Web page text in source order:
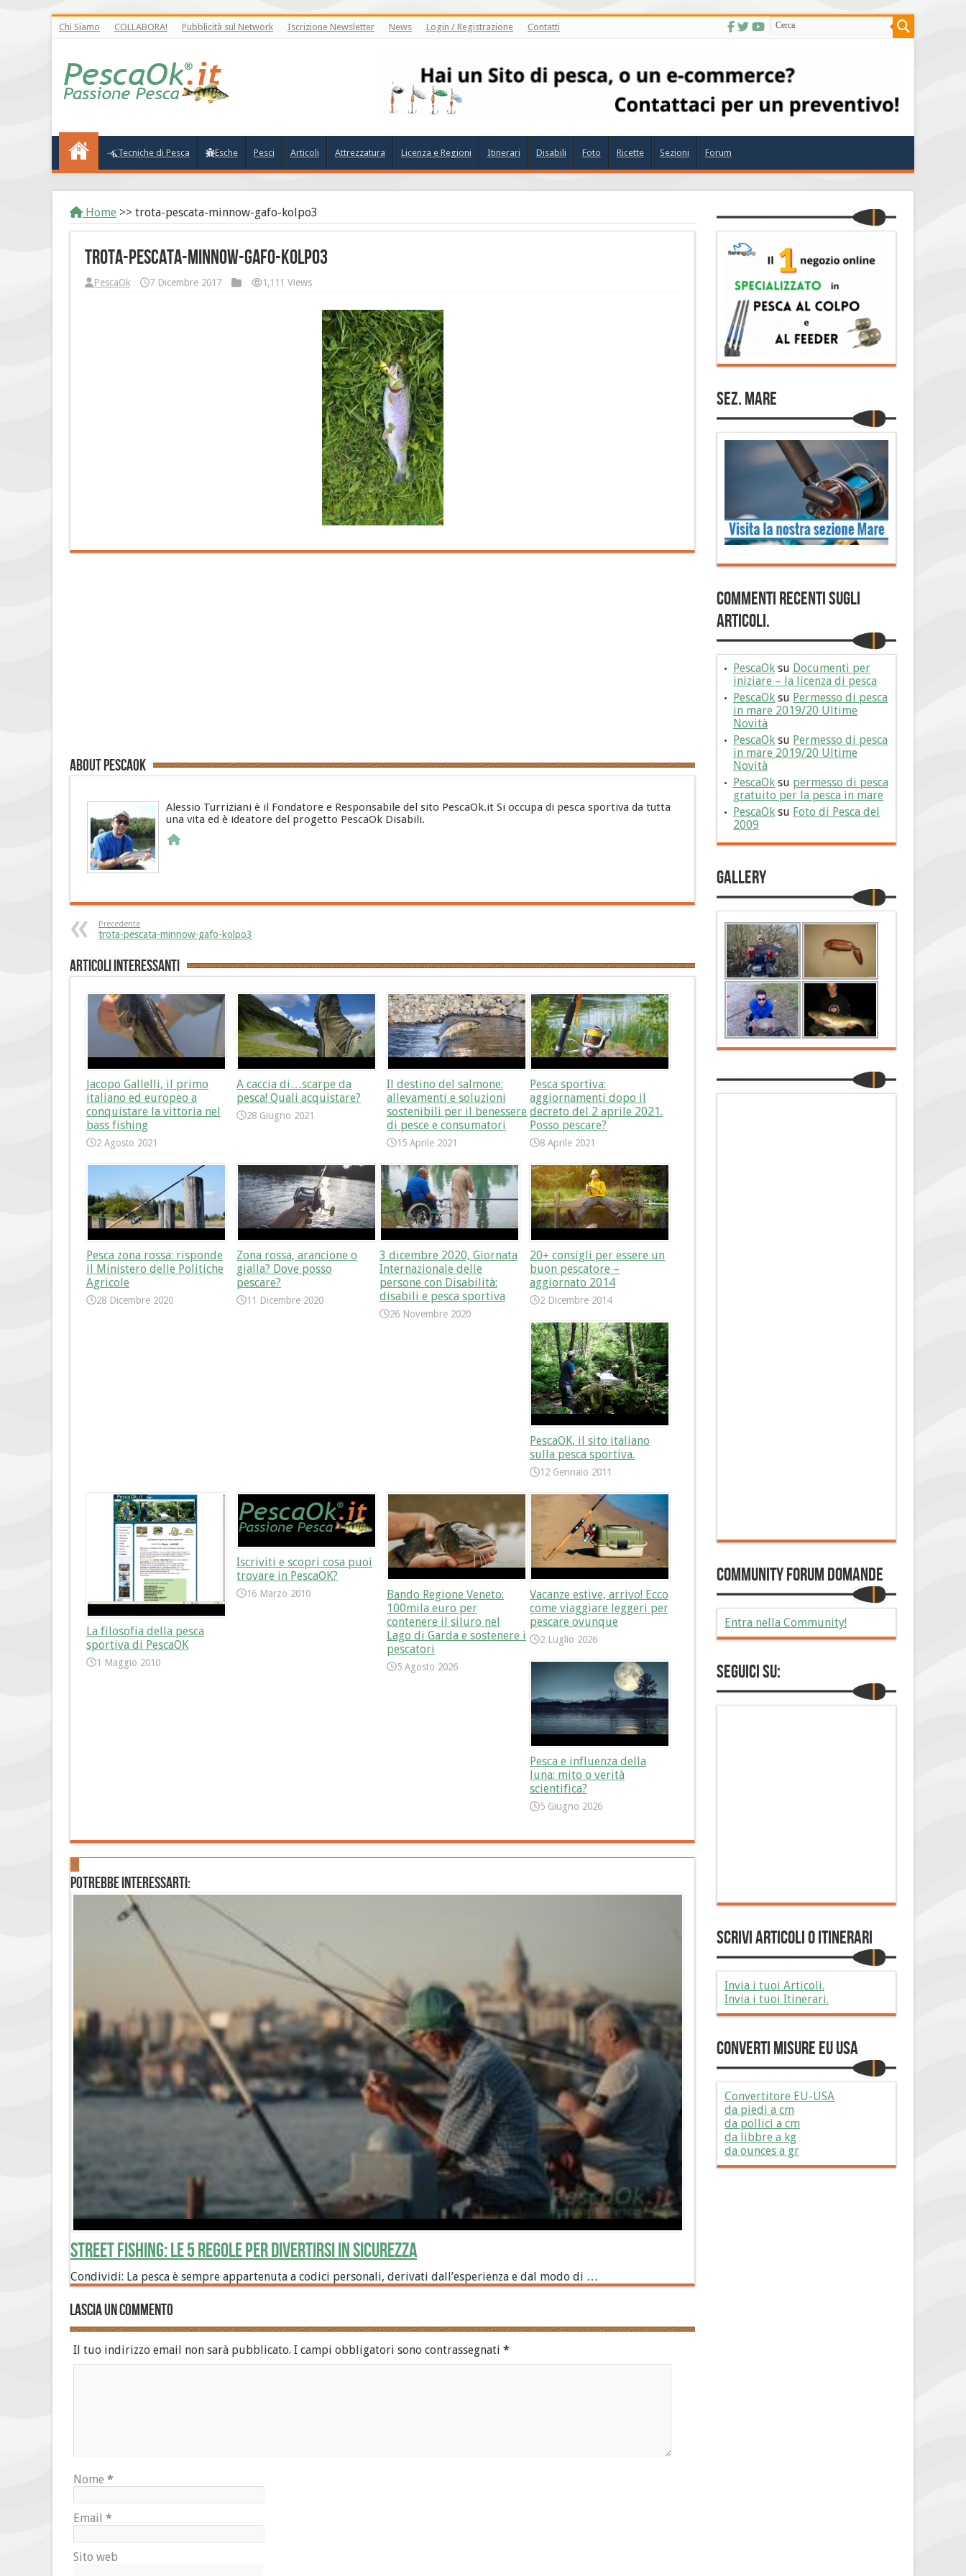
Chi Siamo COLLABORA! Pubblicità sul Network Iscrizione Newsletter News Login / Registrazione Contatti
Tecniche di Pesca Esche Pesci Articoli Attrezzatura Licenza e Regioni Itinerari Disabili Foto Ricette Sezioni Forum
Home >> trota-pescata-minnow-gafo-kolpo3
trota-pescata-minnow-gafo-kolpo3
PescaOk 7 Dicembre 2017 1,111 Views
About PescaOk
Alessio Turriziani è il Fondatore e Responsabile del sito PescaOk.it Si occupa di pesca sportiva da tutta
una vita ed è ideatore del progetto PescaOk Disabili.
Precedente
trota-pescata-minnow-gafo-kolpo3
Articoli interessanti
Jacopo Gallelli, il primo
italiano ed europeo a
conquistare la vittoria nel
bass fishing
2 Agosto 2021
A caccia di…scarpe da
pesca! Quali acquistare?
28 Giugno 2021
Il destino del salmone:
allevamenti e soluzioni
sostenibili per il benessere
di pesce e consumatori
15 Aprile 2021
Pesca sportiva:
aggiornamenti dopo il
decreto del 2 aprile 2021.
Posso pescare?
8 Aprile 2021
Pesca zona rossa: risponde
il Ministero delle Politiche
Agricole
28 Dicembre 2020
Zona rossa, arancione o
gialla? Dove posso
pescare?
11 Dicembre 2020
3 dicembre 2020, Giornata
Internazionale delle
persone con Disabilità:
disabili e pesca sportiva
26 Novembre 2020
20+ consigli per essere un
buon pescatore –
aggiornato 2014
2 Dicembre 2014
PescaOK, il sito italiano
sulla pesca sportiva.
12 Gennaio 2011
La filosofia della pesca
sportiva di PescaOK
1 Maggio 2010
Iscriviti e scopri cosa puoi
trovare in PescaOK?
16 Marzo 2010
Bando Regione Veneto:
100mila euro per
contenere il siluro nel
Lago di Garda e sostenere i
pescatori
5 Agosto 2026
Vacanze estive, arrivo! Ecco
come viaggiare leggeri per
pescare ovunque
2 Luglio 2026
Pesca e influenza della
luna: mito o verità
scientifica?
5 Giugno 2026
Potrebbe interessarti:
Street Fishing: le 5 regole per divertirsi in sicurezza
Condividi: La pesca è sempre appartenuta a codici personali, derivati dall’esperienza e dal modo di …
Lascia un commento
Il tuo indirizzo email non sarà pubblicato. I campi obbligatori sono contrassegnati *
Nome *
Email *
Sito web
Sez. Mare
Commenti Recenti sugli
articoli.
PescaOk su Documenti per
iniziare – la licenza di pesca
PescaOk su Permesso di pesca
in mare 2019/20 Ultime
Novità
PescaOk su Permesso di pesca
in mare 2019/20 Ultime
Novità
PescaOk su permesso di pesca
gratuito per la pesca in mare
PescaOk su Foto di Pesca del
2009
Gallery
Community Forum Domande
Entra nella Community!
Seguici su:
Scrivi Articoli o Itinerari
Invia i tuoi Articoli.
Invia i tuoi Itinerari.
Converti Misure EU USA
Convertitore EU-USA
da piedi a cm
da pollici a cm
da libbre a kg
da ounces a gr